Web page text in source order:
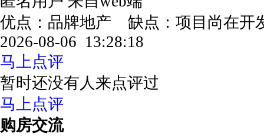
优点：品牌地产 缺点：项目尚在
2026-08-06 13:28:18
马上点评
暂时还没有人来点评过
马上点评
购房交流